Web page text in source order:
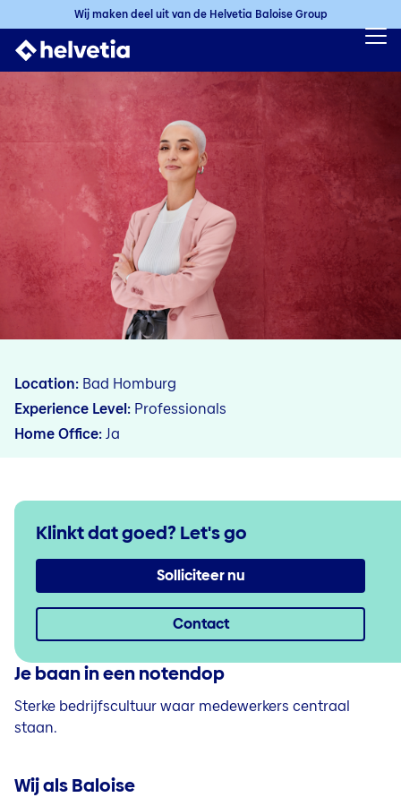
Wij maken deel uit van de Helvetia Baloise Group
Location Bad Homburg
Experience Level Professionals
Home OfficeJa
Je baan in een notendop
Sterke bedrijfscultuur waar medewerkers centraal
staan.
Klinkt dat goed? Let's go
Solliciteer nu
Contact
Wij als Baloise